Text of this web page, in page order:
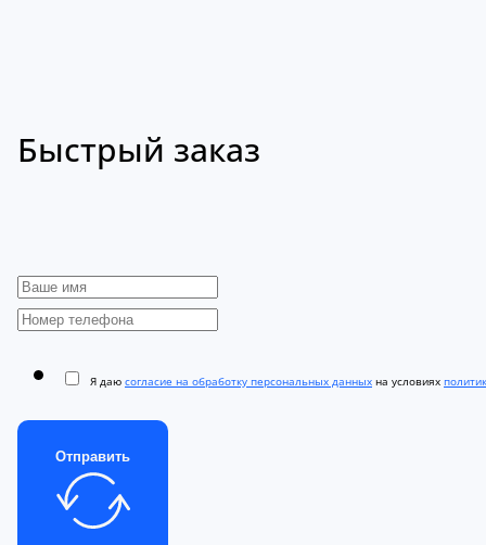
Быстрый заказ
Я даю согласие на обработку персональных данных на условиях
Отправить